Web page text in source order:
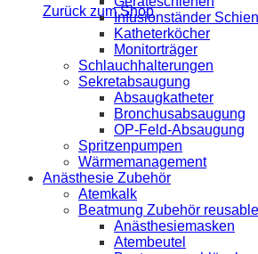
Zurück zum ShopInfusionständer
Katheterköcher
Monitorträger
Schlauchhalterungen
Sekretabsaugung
Absaugkatheter
Bronchusabsaugung
OP-Feld-Absaugung
Spritzenpumpen
Wärmemanagement
Anästhesie Zubehör
Atemkalk
Beatmung Zubehör reusable
Anästhesiemasken
Atembeutel